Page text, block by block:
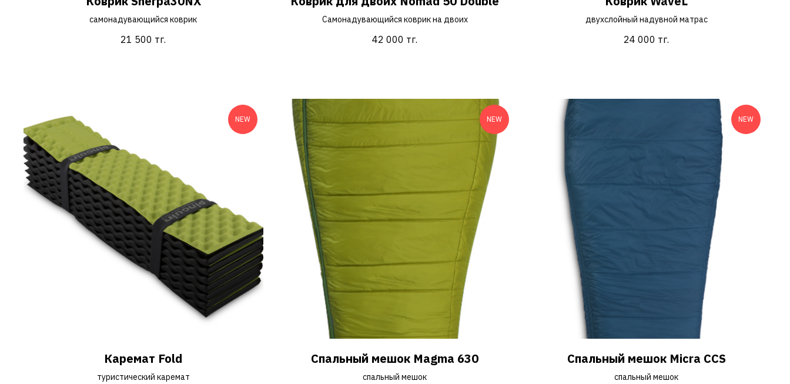
самонадувающийся коврик
21 500 тг.
Самонадувающийся коврик на двоих
42 000 тг.
двухслойный надувной матрас
24 000 тг.
NEW
Каремат Fold
туристический каремат
NEW
Спальный мешок Magma 630
спальный мешок
NEW
Спальный мешок Micra CCS
спальный мешок